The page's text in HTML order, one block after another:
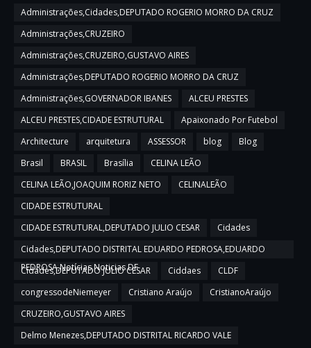
Administrações,Cidades,DEPUTADO ROGERIO MORRO DA CRUZ
Administrações,CRUZEIRO
Administrações,CRUZEIRO,GUSTAVO AIRES
Administrações,DEPUTADO ROGERIO MORRO DA CRUZ
Administrações,GOVERNADOR IBANES
ALCEU PRESTES
ALCEU PRESTES,CIDADE ESTRUTURAL
Apaixonado Por Futebol
Architecture
arquitetura ASSESSOR blog
Blog
Brasil
BRASIL Brasília
CELINA LEÃO
CELINA LEÃO,JOAQUIM RORIZ NETO
CELINALEÃO
CIDADE ESTRUTURAL
CIDADE ESTRUTURAL,DEPUTADO JULIO CESAR
Cidades
Cidades,DEPUTADO DISTRITAL EDUARDO PEDROSA,EDUARDO
PEDROSA,Notícias,Noticias DF
Cidades,DEPUTADO JULIO CESAR Ciddaes
CLDF
congressodeNiemeyer
Cristiano Araújo
CristianoAraújo
CRUZEIRO,GUSTAVO AIRES
Delmo Menezes,DEPUTADO DISTRITAL RICARDO VALE